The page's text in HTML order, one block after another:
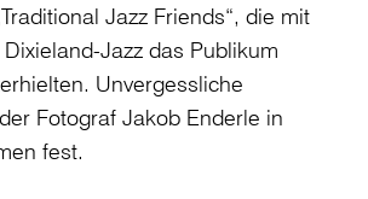
Jazz Friends“, die mit
Jazz das Publikum
Unvergessliche
Fotograf Jakob Enderle in
fest.